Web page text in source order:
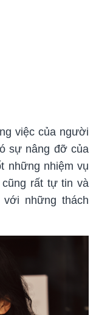
việc của người
sự nâng đỡ của
những nhiệm vụ
rất tự tin và
những thách